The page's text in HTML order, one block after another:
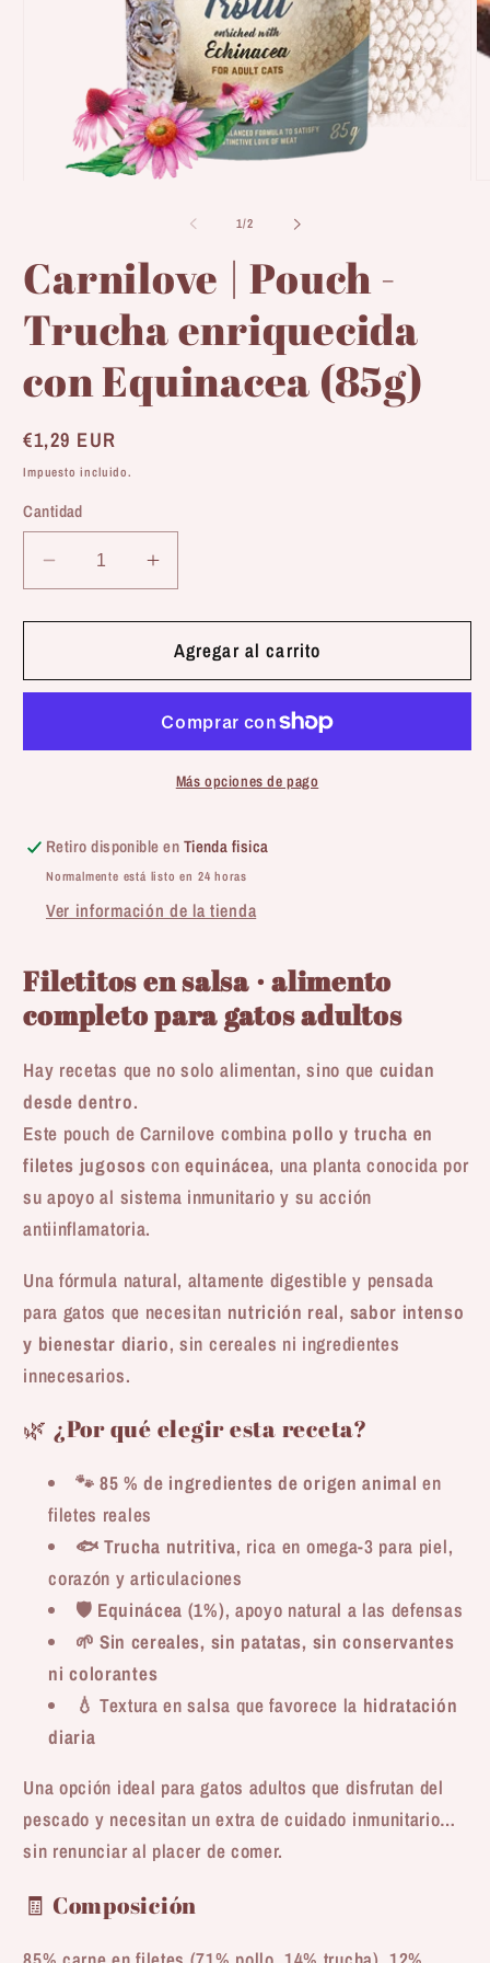
una
ventana
1/de
2
Carnilove | Pouch -
Trucha enriquecida
con Equinacea (85g)
Precio
habitual
€1,29 EUR
Impuesto incluido.
Cantidad
Reducir
cantidad
para
|
Trucha
Equinacea
(85g)
Aumentar
cantidad
para
Carnilove
|
Trucha
enriquecida
Equinacea
(85g)
Agregar al carrito
Más opciones de pago
Retiro disponible en Tienda fisica
Normalmente está listo en 24 horas
Ver información de la tienda
Filetitos en salsa · alimento
completo para gatos adultos
Hay recetas que no solo alimentan, sino que cuidan
desde dentro.
Este pouch de Carnilove combina pollo y trucha en
filetes jugosos conequinácea, una planta conocida por
su apoyo al sistema inmunitario y su acción
antiinflamatoria.
Una fórmula natural, altamente digestible y pensada
para gatos que necesitan nutrición real, sabor intenso
y bienestar diario, sin cereales ni ingredientes
innecesarios.
🌿 ¿Por qué elegir esta receta?
🐾 85 % de ingredientes de origen animal en
filetes reales
🐟 Trucha nutritiva, rica en omega-3 para piel,
corazón y articulaciones
🛡️ Equinácea (1%), apoyo natural a las defensas
🌱 Sin cereales, sin patatas, sin conservantes
ni colorantes
💧 Textura en salsa que favorece la hidratación
diaria
Una opción ideal para gatos adultos que disfrutan del
pescado y necesitan un extra de cuidado inmunitario…
sin renunciar al placer de comer.
🧾 Composición